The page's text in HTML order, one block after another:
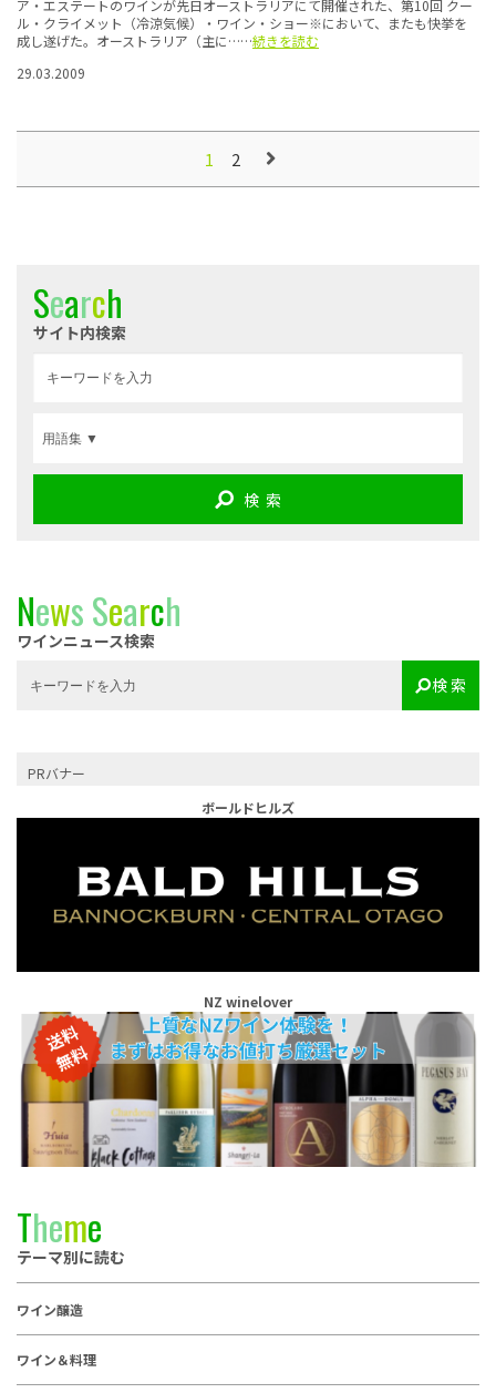
ア・エステートのワインが先日オーストラリアにて開催された、第10回 クー
ル・クライメット（冷涼気候）・ワイン・ショー※において、またも快挙を
成し遂げた。オーストラリア（主に……続きを読む
29.03.2009
1 2
Search
サイト内検索
検 索
NewsSearch
ワインニュース検索
検 索
PRバナー
ボールドヒルズ
NZ winelover
Theme
テーマ別に読む
ワイン醸造
ワイン＆料理